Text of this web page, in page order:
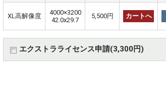
XL高解像度
4000×3200
42.0x29.7
5,500円 カートへ
エクストラライセンス申請(3,300円)